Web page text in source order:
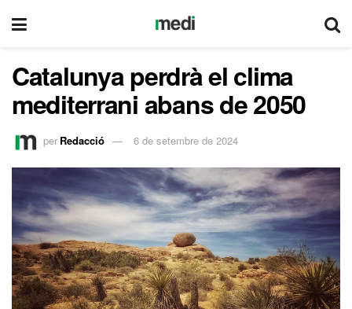
Catalunya perdrà el clima
mediterrani abans de 2050
per Redacció 6 de setembre de 2024